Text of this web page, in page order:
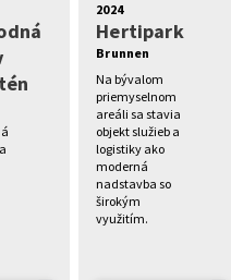
2024
Hertipark
Brunnen
Na bývalom
priemyselnom
areáli sa stavia
objekt služieb a
logistiky ako
moderná
nadstavba so
širokým
využitím.